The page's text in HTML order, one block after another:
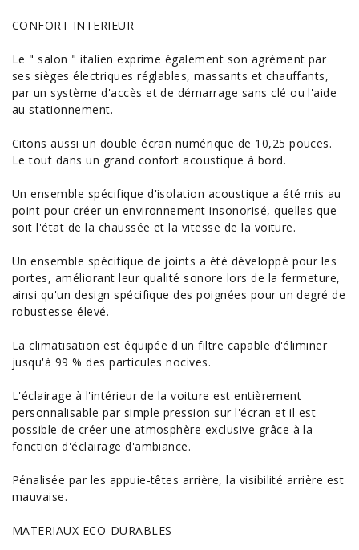
CONFORT INTERIEUR
Le " salon " italien exprime également son agrément par
ses sièges électriques réglables, massants et chauffants,
par un système d'accès et de démarrage sans clé ou l'aide
au stationnement.
Citons aussi un double écran numérique de 10,25 pouces.
Le tout dans un grand confort acoustique à bord.
Un ensemble spécifique d'isolation acoustique a été mis au
point pour créer un environnement insonorisé, quelles que
soit l'état de la chaussée et la vitesse de la voiture.
Un ensemble spécifique de joints a été développé pour les
portes, améliorant leur qualité sonore lors de la fermeture,
ainsi qu'un design spécifique des poignées pour un degré de
robustesse élevé.
La climatisation est équipée d'un filtre capable d'éliminer
jusqu'à 99 % des particules nocives.
L'éclairage à l'intérieur de la voiture est entièrement
personnalisable par simple pression sur l'écran et il est
possible de créer une atmosphère exclusive grâce à la
fonction d'éclairage d'ambiance.
Pénalisée par les appuie-têtes arrière, la visibilité arrière est
mauvaise.
MATERIAUX ECO-DURABLES